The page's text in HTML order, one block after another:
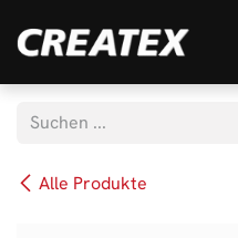
Alle Produkte